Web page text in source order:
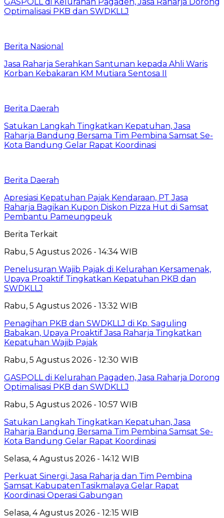
Optimalisasi PKB dan SWDKLLJ
Berita Nasional
Jasa Raharja Serahkan Santunan kepada Ahli Waris
Korban Kebakaran KM Mutiara Sentosa II
Berita Daerah
Satukan Langkah Tingkatkan Kepatuhan, Jasa
Raharja Bandung Bersama Tim Pembina Samsat Se-
Kota Bandung Gelar Rapat Koordinasi
Berita Daerah
Apresiasi Kepatuhan Pajak Kendaraan, PT Jasa
Raharja Bagikan Kupon Diskon Pizza Hut di Samsat
Pembantu Pameungpeuk
Berita Terkait
Rabu, 5 Agustus 2026 - 14:34 WIB
Penelusuran Wajib Pajak di Kelurahan Kersamenak,
Upaya Proaktif Tingkatkan Kepatuhan PKB dan
SWDKLLJ
Rabu, 5 Agustus 2026 - 13:32 WIB
Penagihan PKB dan SWDKLLJ di Kp. Saguling
Babakan, Upaya Proaktif Jasa Raharja Tingkatkan
Kepatuhan Wajib Pajak
Rabu, 5 Agustus 2026 - 12:30 WIB
GASPOLL di Kelurahan Pagaden, Jasa Raharja Dorong
Optimalisasi PKB dan SWDKLLJ
Rabu, 5 Agustus 2026 - 10:57 WIB
Satukan Langkah Tingkatkan Kepatuhan, Jasa
Raharja Bandung Bersama Tim Pembina Samsat Se-
Kota Bandung Gelar Rapat Koordinasi
Selasa, 4 Agustus 2026 - 14:12 WIB
Perkuat Sinergi, Jasa Raharja dan Tim Pembina
Samsat KabupatenTasikmalaya Gelar Rapat
Koordinasi Operasi Gabungan
Selasa, 4 Agustus 2026 - 12:15 WIB